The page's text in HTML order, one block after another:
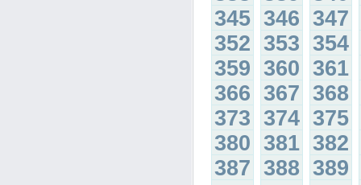
345 346 347
352 353 354
359 360 361
366 367 368
373 374 375
380 381 382
387 388 389